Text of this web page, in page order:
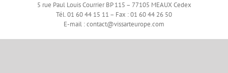
5 rue Paul Louis Courrier BP 115 – 77105 MEAUX Cedex
Tél. 01 60 44 15 11 – Fax : 01 60 44 26 50
E-mail :contact@vissarteurope.com